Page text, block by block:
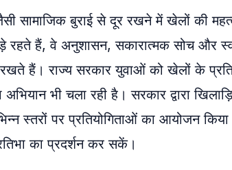
सामाजिक बुराई से दूर रखने में खेलों की
रहते हैं, वे अनुशासन, सकारात्मक सोच और
हैं। राज्य सरकार युवाओं को खेलों के
भी चला रही है। सरकार द्वारा
स्तरों पर प्रतियोगिताओं का आयोजन
का प्रदर्शन कर सकें।